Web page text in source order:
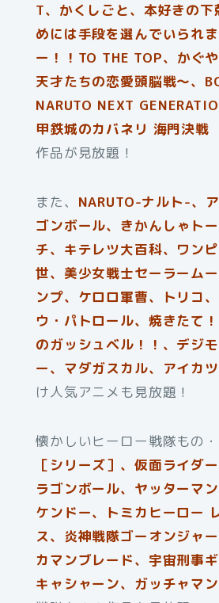
T、かくしごと、本好きの
めには手段を選んでいられ
ー！！TO THE TOP、かぐ
天才たちの恋愛頭脳戦〜、
NARUTO NEXT
甲鉄城のカバネリ 海門決戦
作品が見放題！
また、 NARUTO-ナルト-、
ゴンボール、きかんしゃト
チ、キテレツ大百科、ワン
世、美少女戦士セーラーム
ンプ、ケロロ軍曹、トリコ
ウ・パトロール、焼きたて
のガッシュベル！！、デジ
ー、マダガスカル、アイカツ
け人気アニメも見放題！
懐かしいヒーロー戦隊もの・
［シリーズ］、仮面ライダ
ラゴンボール、ヤッターマ
ケンドー、トミカヒーロー
ス、炎神戦隊ゴーオンジャ
カマンブレード、宇宙刑事
キャシャー ン、ガッチャマン